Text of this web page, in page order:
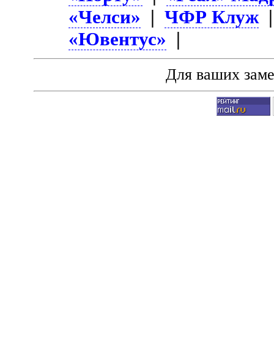
«Челси» |ЧФР Клуж
«Ювентус» |
Для ваших